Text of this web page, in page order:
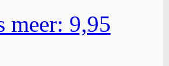
meer: 9,95